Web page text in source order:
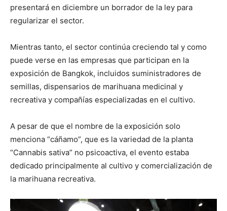
presentará en diciembre un borrador de la ley para
regularizar el sector.
Mientras tanto, el sector continúa creciendo tal y como
puede verse en las empresas que participan en la
exposición de Bangkok, incluidos suministradores de
semillas, dispensarios de marihuana medicinal y
recreativa y compañías especializadas en el cultivo.
A pesar de que el nombre de la exposición solo
menciona “cáñamo”, que es la variedad de la planta
“Cannabis sativa” no psicoactiva, el evento estaba
dedicado principalmente al cultivo y comercialización de
la marihuana recreativa.